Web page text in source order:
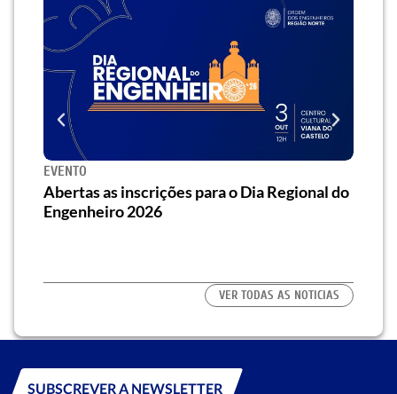
EVENTO
Abertas as inscrições para o Dia Regional do
Engenheiro 2026
VER TODAS AS NOTICIAS
SUBSCREVER A NEWSLETTER